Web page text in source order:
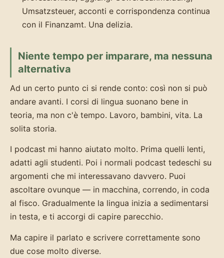
Umsatzsteuer, acconti e corrispondenza continua
con il Finanzamt. Una delizia.
Niente tempo per imparare, ma nessuna
alternativa
Ad un certo punto ci si rende conto: così non si può
andare avanti. I corsi di lingua suonano bene in
teoria, ma non c'è tempo. Lavoro, bambini, vita. La
solita storia.
I podcast mi hanno aiutato molto. Prima quelli lenti,
adatti agli studenti. Poi i normali podcast tedeschi su
argomenti che mi interessavano davvero. Puoi
ascoltare ovunque — in macchina, correndo, in coda
al fisco. Gradualmente la lingua inizia a sedimentarsi
in testa, e ti accorgi di capire parecchio.
Ma capire il parlato e scrivere correttamente sono
due cose molto diverse.